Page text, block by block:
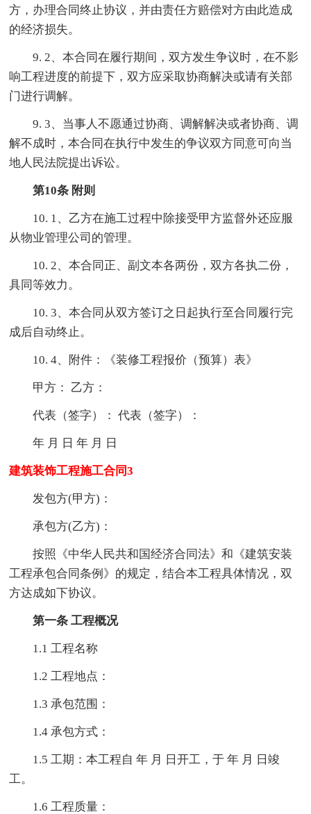
方，办理合同终止协议，并由责任方赔偿对方由此造成
的经济损失。
9. 2、本合同在履行期间，双方发生争议时，在不影
响工程进度的前提下，双方应采取协商解决或请有关部
门进行调解。
9. 3、当事人不愿通过协商、调解解决或者协商、调
解不成时，本合同在执行中发生的争议双方同意可向当
地人民法院提出诉讼。
第10条 附则
10. 1、乙方在施工过程中除接受甲方监督外还应服
从物业管理公司的管理。
10. 2、本合同正、副文本各两份，双方各执二份，
具同等效力。
10. 3、本合同从双方签订之日起执行至合同履行完
成后自动终止。
10. 4、附件：《装修工程报价（预算）表》
甲方： 乙方：
代表（签字）： 代表（签字）：
年 月 日 年 月 日
建筑装饰工程施工合同3
发包方(甲方)：
承包方(乙方)：
按照《中华人民共和国经济合同法》和《建筑安装
工程承包合同条例》的规定，结合本工程具体情况，双
方达成如下协议。
第一条 工程概况
1.1 工程名称
1.2 工程地点：
1.3 承包范围：
1.4 承包方式：
1.5 工期：本工程自 年 月 日开工，于 年 月 日竣
工。
1.6 工程质量：